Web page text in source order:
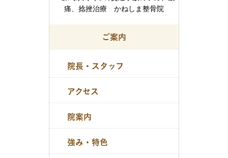
ご案内
院長・スタッフ
アクセス
院案内
強み・特色